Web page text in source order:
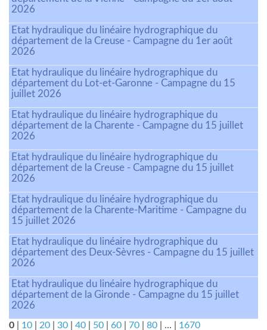
2026
Etat hydraulique du linéaire hydrographique du
département de la Creuse - Campagne du 1er août
2026
Etat hydraulique du linéaire hydrographique du
département du Lot-et-Garonne - Campagne du 15
juillet 2026
Etat hydraulique du linéaire hydrographique du
département de la Charente - Campagne du 15 juillet
2026
Etat hydraulique du linéaire hydrographique du
département de la Creuse - Campagne du 15 juillet
2026
Etat hydraulique du linéaire hydrographique du
département de la Charente-Maritime - Campagne du
15 juillet 2026
Etat hydraulique du linéaire hydrographique du
département des Deux-Sèvres - Campagne du 15 juillet
2026
Etat hydraulique du linéaire hydrographique du
département de la Gironde - Campagne du 15 juillet
2026
0 10 20 30 40 50 60 70 80 ... 1670